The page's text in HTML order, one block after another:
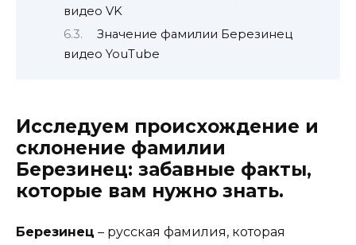
видео VK
Значение фамилии Березинец
видео YouTube
Исследуем происхождение и
склонение фамилии
Березинец: забавные факты,
которые вам нужно знать.
Березинец – русская фамилия, которая